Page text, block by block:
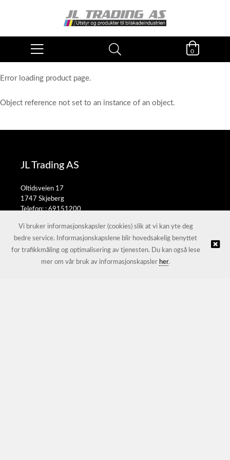
0
Error loading product page.
Object reference not set to an instance of an object.
JL Trading AS
Oltidsveien 17
1747 Skjeberg
Telefon: :69151200
© JL Trading AS |Nettbutikk levert av Kréatif
Vi bruker informasjonskapsler (cookies) slik at vi kan yte deg
bedre service. Informasjonskapslene blir hovedsakelig benyttet
for trafikkmåling og optimalisering av tjenesten. Du kan også lese
mer om vår bruk av informasjonskapsler her.